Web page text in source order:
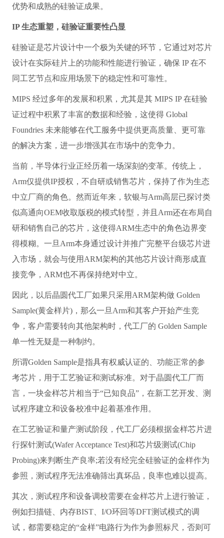
优势和成熟的硅验证成果。
IP 生态重塑，硅验证重要性凸显
硅验证是芯片设计中一个极为关键的环节，它通过对芯片
设计在实际硅片上的功能和性能进行验证，确保 IP 在不
同工艺节点和应用场景下的稳定性和可靠性。
MIPS 经过多年的发展和积累，尤其是其 MIPS IP 在硅验
证过程中积累了丰富的数据和经验，这使得 Global
Foundries 未来能够在代工服务中提供更高质量、更可靠
的解决方案，进一步增强其在市场中的竞争力。
当前，半导体行业正经历着一场深刻的变革。传统上，
Arm仅提供IP授权，不自研或销售芯片，保持了作为生态
中立厂商的角色。然而近年来，软银与Arm高层已探讨类
似高通向OEM收取版税的模式转型，并且Arm还在布局自
研和销售自己的芯片，这使得ARM生态中的角色边界变
得模糊。一旦Arm本身通过设计并推广完整平台级芯片进
入市场，就会与使用ARM架构的其他芯片设计商形成直
接竞争，ARM也不再保持绝对中立。
因此，以后晶圆代工厂如果只采用ARM架构做 Golden
Sample(黄金样片)，那么一旦Arm和其客户开始产生竞
争，客户需要转向其他架构时，代工厂的 Golden Sample
单一性无疑是一种制约。
所谓Golden Sample是指具有权威认证的、功能正常的参
考芯片，用于工艺验证和测试标准。对于晶圆代工厂而
言，一块金样芯片相当于“已知良品”，在新工艺开发、测
试程序建立和设备校准中起着基准作用。
在工艺验证和量产测试阶段，代工厂必须根据金样芯片进
行探针测试(Wafer Acceptance Test)和芯片级测试(Chip
Probing)来判断生产良率;若没有经完全硅验证的金样作为
参照，测试程序无法准确筛出真坏品，良率也难以提高。
其次，测试程序和设备调校需要在金样芯片上进行验证，
例如扫描链、内存BIST、I/O环回等DFT测试模式的调
试，都需要稳定的“金样”电路行为作为参照标尺，否则可